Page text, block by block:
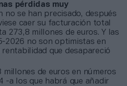
pérdidas muy
no se han precisado, después
caer su facturación total
273,8 millones de euros. Y las
2026 no son optimistas en
que desapareció
millones de euros en números
-a los que habrá que añadir